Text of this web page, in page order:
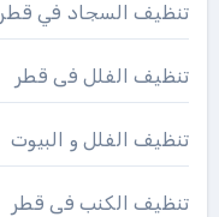
تنظيف السجاد في قطر
تنظيف الفلل فى قطر
تنظيف الفلل و البيوت
تنظيف الكنب فى قطر